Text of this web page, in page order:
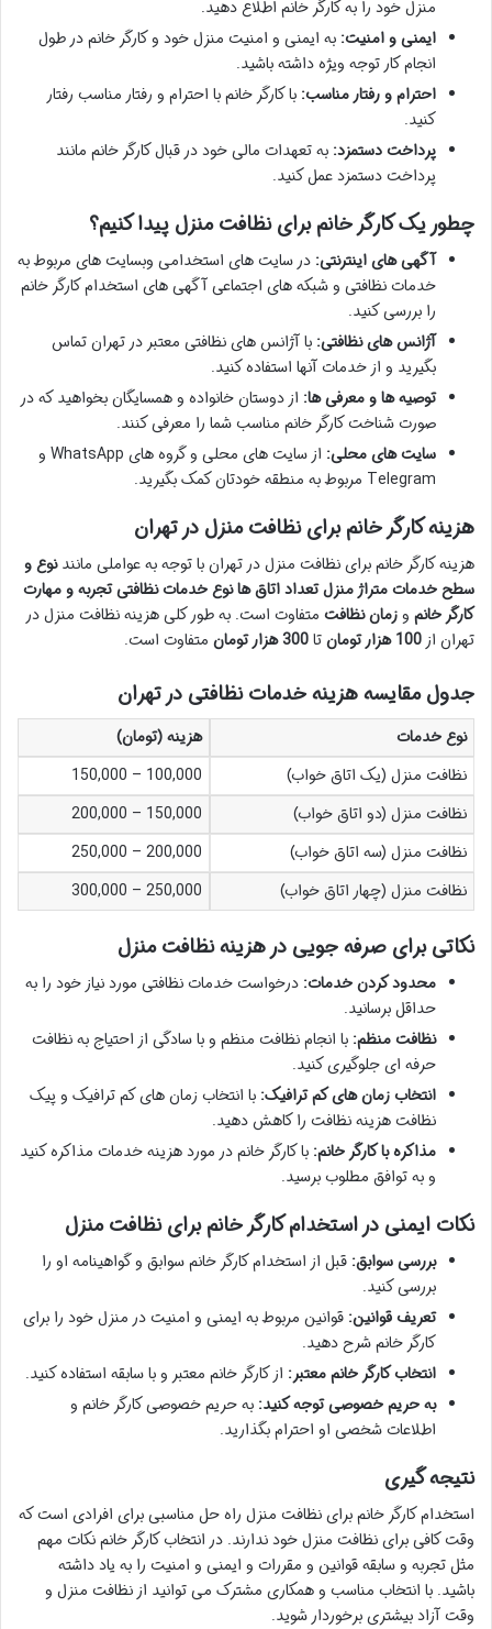
منزل خود را به کارگر خانم اطلاع دهید.
ایمنی و امنیت: به ایمنی و امنیت منزل خود و کارگر خانم در طول
انجام کار توجه ویژه داشته باشید.
احترام و رفتار مناسب: با کارگر خانم با احترام و رفتار مناسب رفتار
کنید.
پرداخت دستمزد: به تعهدات مالی خود در قبال کارگر خانم مانند
پرداخت دستمزد عمل کنید.
چطور یک کارگر خانم برای نظافت منزل پیدا کنیم؟
آگهی های اینترنتی: در سایت های استخدامی وبسایت های مربوط به
خدمات نظافتی و شبکه های اجتماعی آگهی های استخدام کارگر خانم
را بررسی کنید.
آژانس های نظافتی: با آژانس های نظافتی معتبر در تهران تماس
بگیرید و از خدمات آنها استفاده کنید.
توصیه ها و معرفی ها: از دوستان خانواده و همسایگان بخواهید که در
صورت شناخت کارگر خانم مناسب شما را معرفی کنند.
سایت های محلی:
از سایت های محلی و گروه های WhatsApp و
Telegram مربوط به منطقه خودتان کمک بگیرید.
هزینه کارگر خانم برای نظافت منزل در تهران
هزینه کارگر خانم برای نظافت منزل در تهران با توجه به عواملی مانندنوع و
سطح خدماتمتراژ منزلتعداد اتاق هانوع خدمات نظافتیتجربه و مهارت
کارگر خانم وزمان نظافت متفاوت است. به طور کلی هزینه نظافت منزل در
تهران از 100 هزار تومان تا300 هزار تومان متفاوت است.
جدول مقایسه هزینه خدمات نظافتی در تهران
نوع خدمات
هزینه (تومان)
نظافت منزل (یک اتاق خواب)
100,000 – 150,000
نظافت منزل (دو اتاق خواب)
150,000 – 200,000
نظافت منزل (سه اتاق خواب)
200,000 – 250,000
نظافت منزل (چهار اتاق خواب)
250,000 – 300,000
نکاتی برای صرفه جویی در هزینه نظافت منزل
محدود کردن خدمات: درخواست خدمات نظافتی مورد نیاز خود را به
حداقل برسانید.
نظافت منظم: با انجام نظافت منظم و با سادگی از احتیاج به نظافت
حرفه ای جلوگیری کنید.
انتخاب زمان های کم ترافیک: با انتخاب زمان های کم ترافیک و پیک
نظافت هزینه نظافت را کاهش دهید.
مذاکره با کارگر خانم: با کارگر خانم در مورد هزینه خدمات مذاکره کنید
و به توافق مطلوب برسید.
نکات ایمنی در استخدام کارگر خانم برای نظافت منزل
بررسی سوابق: قبل از استخدام کارگر خانم سوابق و گواهینامه او را
بررسی کنید.
تعریف قوانین: قوانین مربوط به ایمنی و امنیت در منزل خود را برای
کارگر خانم شرح دهید.
انتخاب کارگر خانم معتبر: از کارگر خانم معتبر و با سابقه استفاده کنید.
به حریم خصوصی توجه کنید: به حریم خصوصی کارگر خانم و
اطلاعات شخصی او احترام بگذارید.
نتیجه گیری
استخدام کارگر خانم برای نظافت منزل راه حل مناسبی برای افرادی است که
وقت کافی برای نظافت منزل خود ندارند. در انتخاب کارگر خانم نکات مهم
مثل تجربه و سابقه قوانین و مقررات و ایمنی و امنیت را به یاد داشته
باشید. با انتخاب مناسب و همکاری مشترک می توانید از نظافت منزل و
وقت آزاد بیشتری برخوردار شوید.